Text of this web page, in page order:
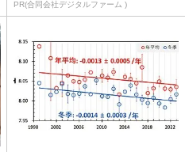
PR(合同会社デジタルファーム )